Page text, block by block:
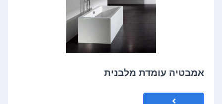
אמבטיה עומדת מלבנית